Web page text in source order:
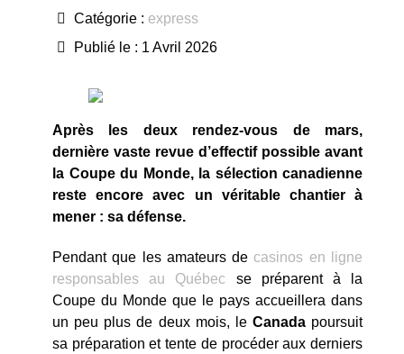
Catégorie : express
Publié le : 1 Avril 2026
Après les deux rendez-vous de mars,
dernière vaste revue d’effectif possible avant
la Coupe du Monde, la sélection canadienne
reste encore avec un véritable chantier à
mener : sa défense.
Pendant que les amateurs de casinos en ligne
responsables au Québec se préparent à la
Coupe du Monde que le pays accueillera dans
un peu plus de deux mois, le Canadapoursuit
sa préparation et tente de procéder aux derniers